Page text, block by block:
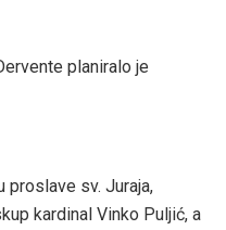
planiralo je
proslave sv. Juraja,
kardinal Vinko Puljić, a